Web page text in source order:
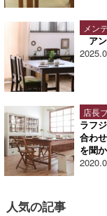
メン
ア
店長
ラフ
合わ
を聞
人気の記事